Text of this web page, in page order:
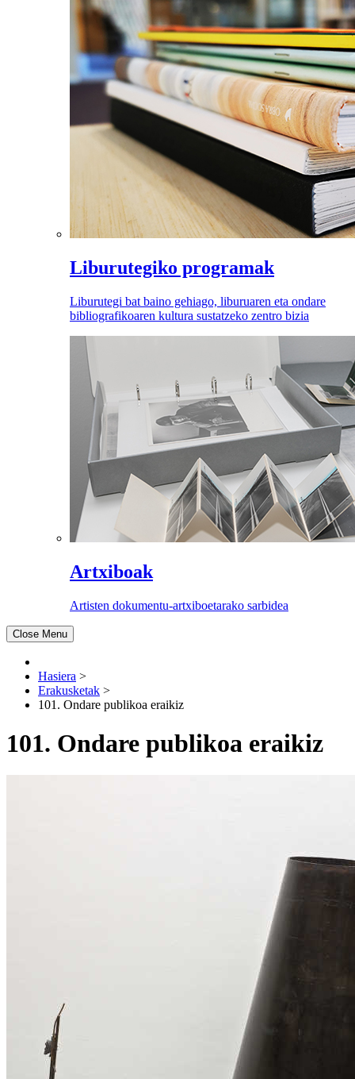
Liburutegiko programak
Liburutegi bat baino gehiago, liburuaren eta ondare
bibliografikoaren kultura sustatzeko zentro bizia
Artxiboak
Artisten dokumentu-artxiboetarako sarbidea
Close Menu
Hasiera >
Erakusketak >
101. Ondare publikoa eraikiz
101. Ondare publikoa eraikiz